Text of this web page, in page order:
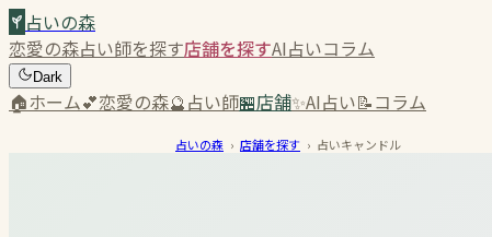
占いの森
恋愛の森占い師を探す店舗を探すAI占いコラム
Dark
🏠ホーム💕恋愛の森🔮占い師🏪店舗✨AI占い📝コラム
占いの森 › 店舗を探す › 占いキャンドル